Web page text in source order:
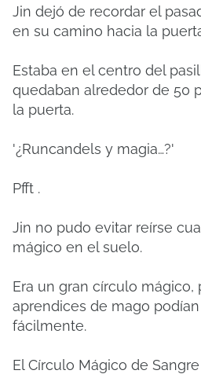
Jin dejó de recordar el
en su camino hacia la
Estaba en el centro del
quedaban alrededor de 50
la puerta.
'¿Runcandels y magia…?'
Pfft .
Jin no pudo evitar reírse
mágico en el suelo.
Era un gran círculo mágico,
aprendices de mago
fácilmente.
El Círculo Mágico de